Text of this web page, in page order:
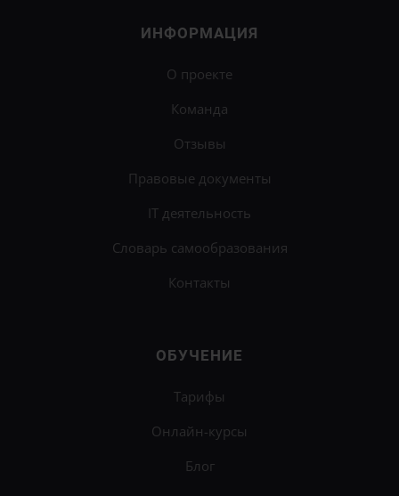
Научитесь анализировать информацию и
Критическое мышление
Узнать подробности
ИНФОРМАЦИЯ
О проекте
Команда
Отзывы
Правовые документы
IT деятельность
Словарь самообразования
Контакты
ОБУЧЕНИЕ
Тарифы
Онлайн-курсы
Блог